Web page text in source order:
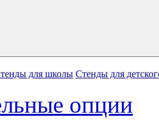
для школы Стенды для
опции